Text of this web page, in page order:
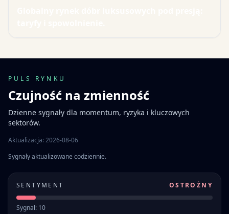
PULS RYNKU
Czujność na zmienność
Dzienne sygnały dla momentum, ryzyka i kluczowych
sektorów.
Aktualizacja: 2026-08-06
Sygnały aktualizowane codziennie.
SENTYMENT OSTROŻNY
Sygnał: 10